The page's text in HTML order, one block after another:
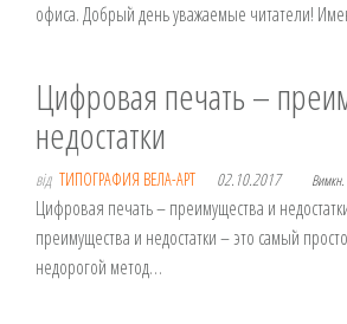
офиса. Добрый день уважаемые читатели!
Цифровая печать –
недостатки
від ТИПОГРАФИЯ ВЕЛА-АРТ 02.10.2017 Вимкн.
Цифровая печать – преимущества и
преимущества и недостатки – это самый
недорогой метод…